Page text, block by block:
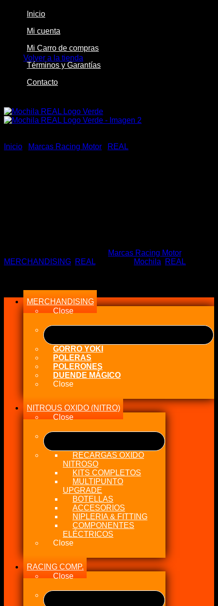
Volver a la tienda
Inicio
Mi cuenta
Mi Carro de compras
Términos y Garantías
Contacto
Inicio Marcas Racing Motor REAL
Marcas Racing Motor,
MERCHANDISING REAL Mochila
REAL
MERCHANDISING
Close
GORRO YOKI
POLERAS
POLERONES
DUENDE MÁGICO
Close
NITROUS OXIDO (NITRO)
Close
RECARGAS OXIDO
NITROSO
KITS COMPLETOS
MULTIPUNTO
UPGRADE
BOTELLAS
ACCESORIOS
NIPLERIA & FITTING
COMPONENTES
ELÉCTRICOS
Close
RACING COMP.
Close